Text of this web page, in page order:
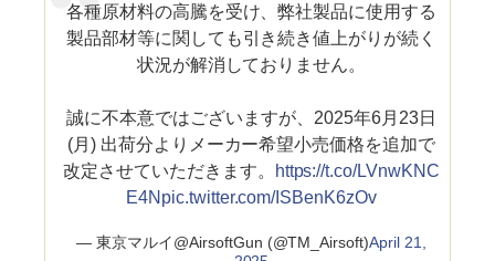
各種原材料の高騰を受け、弊社製品に使用する
製品部材等に関しても引き続き値上がりが続く
状況が解消しておりません。
誠に不本意ではございますが、2025年6月23日
(月) 出荷分よりメーカー希望小売価格を追加で
改定させていただきます。
https://t.co/LVnwKNC
E4N pic.twitter.com/ISBenK6zOv
— 東京マルイ@AirsoftGun (@TM_Airsoft)April 21,